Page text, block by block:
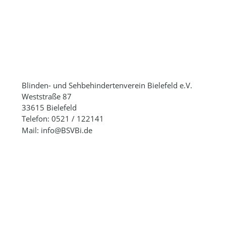
Blinden- und Sehbehindertenverein Bielefeld e.V.
Weststraße 87
33615 Bielefeld
Telefon: 0521 / 122141
Mail: info@BSVBi.de